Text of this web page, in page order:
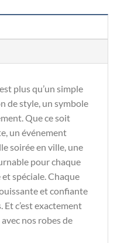
est plus qu’un simple
de style, un symbole
Que ce soit
un événement
soirée en ville, une
pour chaque
spéciale. Chaque
et confiante
c’est exactement
nos robes de